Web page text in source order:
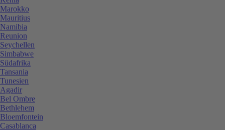
Marokko
Mauritius
Namibia
Reunion
Seychellen
Simbabwe
Südafrika
Tansania
Tunesien
Agadir
Bel Ombre
Bethlehem
Bloemfontein
Casablanca